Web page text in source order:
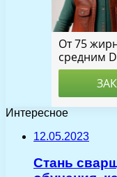
Интересное
12.05.2023
Стань